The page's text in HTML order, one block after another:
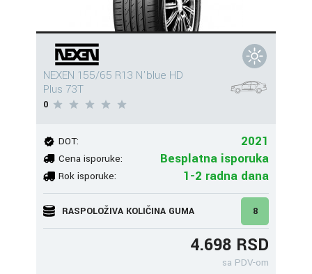
NEXEN 155/65 R13 N'blue HD
Plus 73T
0
DOT: 2021
Cena isporuke: Besplatna isporuka
Rok isporuke: 1-2 radna dana
RASPOLOŽIVA KOLIČINA GUMA 8
4.698 RSD
sa PDV-om